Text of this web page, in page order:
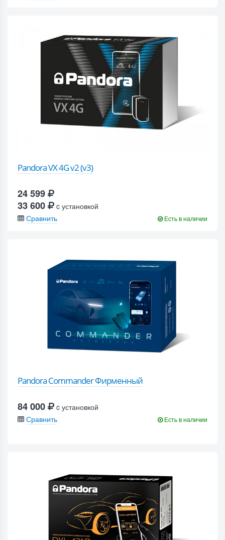
Pandora VX 4G v2 (v3)
24 599
33 600
c установкой
Сравнить
Есть в наличии
Pandora Commander Фирменный
84 000
c установкой
Сравнить
Есть в наличии